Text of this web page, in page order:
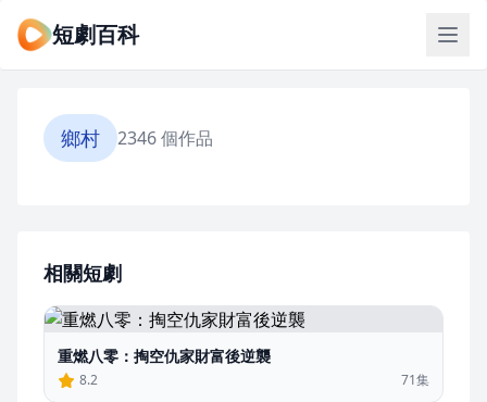
短劇百科
鄉村 2346 個作品
相關短劇
重燃八零：掏空仇家財富後逆襲
8.2 71集